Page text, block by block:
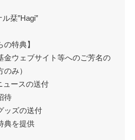
栞”Hagi”
の特典】
金ウェブサイト等へのご芳名の
み）
ュースの送付
待
ッズの送付
典を提供